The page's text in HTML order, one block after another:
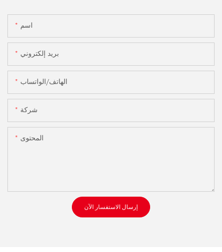
اسم
بريد إلكتروني
الهاتف/الواتساب
شركة
المحتوى
إرسال الاستفسار الآن